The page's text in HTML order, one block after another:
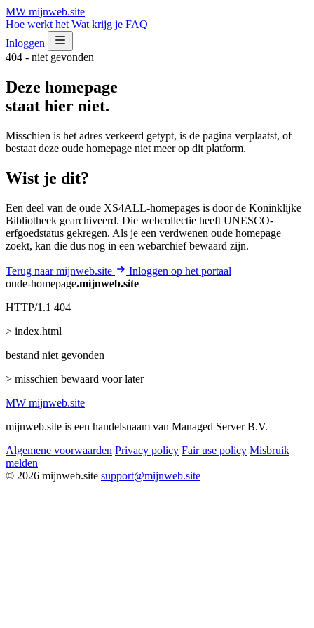
MW mijnweb.site
Hoe werkt het Wat krijg je FAQ
Inloggen
404 - niet gevonden
Deze homepage
staat hier niet.
Misschien is het adres verkeerd getypt, is de pagina verplaatst, of
bestaat deze oude homepage niet meer op dit platform.
Wist je dit?
Een deel van de oude XS4ALL-homepages is door de Koninklijke
Bibliotheek gearchiveerd. Die webcollectie heeft UNESCO-
erfgoedstatus gekregen. Als je een verdwenen oude homepage
zoekt, kan die dus nog in een webarchief bewaard zijn.
Terug naar mijnweb.site
Inloggen op het portaal
oude-homepage.mijnweb.site
HTTP/1.1 404
> index.html
bestand niet gevonden
> misschien bewaard voor later
MW mijnweb.site
mijnweb.site is een handelsnaam van Managed Server B.V.
Algemene voorwaarden Privacy policy Fair use policy Misbruik
melden
© 2026 mijnweb.site support@mijnweb.site